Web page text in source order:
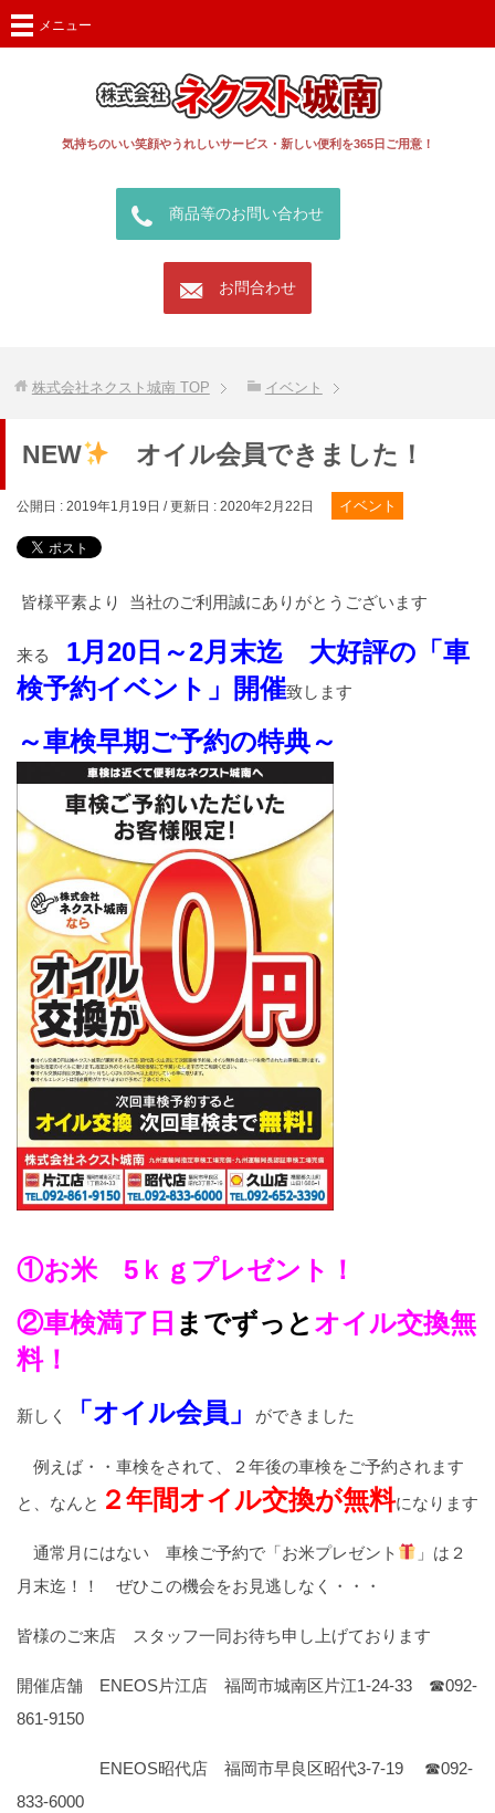
気持ちのいい笑顔やうれしいサービス・新しい便利を365日ご用意！
call 商品等のお問い合わせ
mail お問合わせ
メニュー
株式会社ネクスト城南TOP イベント
NEW オイル会員できました！
公開日 : 2019年1月19日 / 更新日 : 2020年2月22日 イベント
皆様平素より 当社のご利用誠にありがとうございます
来る 1月20日～2月末迄 大好評の「車
検予約イベント」開催致します
～車検早期ご予約の特典～
①お米 5ｋｇプレゼント！
②車検満了日 までずっと オイル交換無
料！
新しく 「オイル会員」 ができました
例えば・・車検をされて、２年後の車検をご予約されます
と、なんと ２年間オイル交換が無料になります
通常月にはない 車検ご予約で「お米プレゼント
」は２
月末迄！！ ぜひこの機会をお見逃しなく・・・
皆様のご来店 スタッフ一同お待ち申し上げております
開催店舗 ENEOS片江店 福岡市城南区片江1-24-33 ☎092-
861-9150
ENEOS昭代店 福岡市早良区昭代3-7-19 ☎092-
833-6000